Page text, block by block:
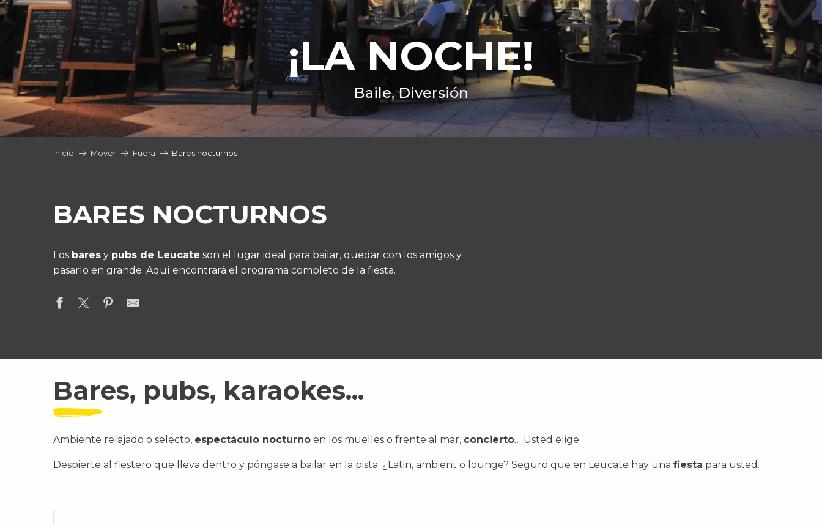
¡LA NOCHE!
Baile, Diversión
Inicio Mover Fuera Bares nocturnos
BARES NOCTURNOS
Los bares y pubs de Leucate son el lugar ideal para bailar, quedar con los amigos y
pasarlo en grande. Aquí encontrará el programa completo de la fiesta.
Bares, pubs, karaokes...
Ambiente relajado o selecto, espectáculo nocturno en los muelles o frente al mar, concierto… Usted elige.
Despierte al fiestero que lleva dentro y póngase a bailar en la pista. ¿Latin, ambient o lounge? Seguro que en Leucate hay una fiesta para usted.